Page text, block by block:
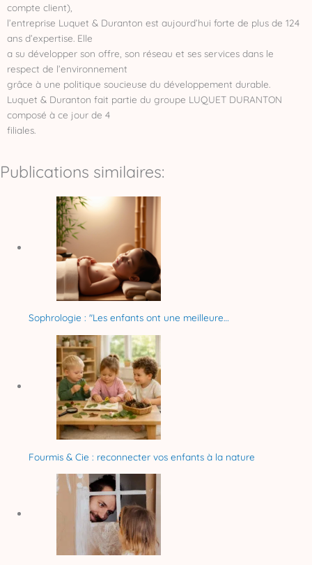
compte client),
l’entreprise Luquet & Duranton est aujourd’hui forte de plus de 124
ans d’expertise. Elle
a su développer son offre, son réseau et ses services dans le
respect de l’environnement
grâce à une politique soucieuse du développement durable.
Luquet & Duranton fait partie du groupe LUQUET DURANTON
composé à ce jour de 4
filiales.
Publications similaires:
Sophrologie : "Les enfants ont une meilleure…
Fourmis & Cie : reconnecter vos enfants à la nature